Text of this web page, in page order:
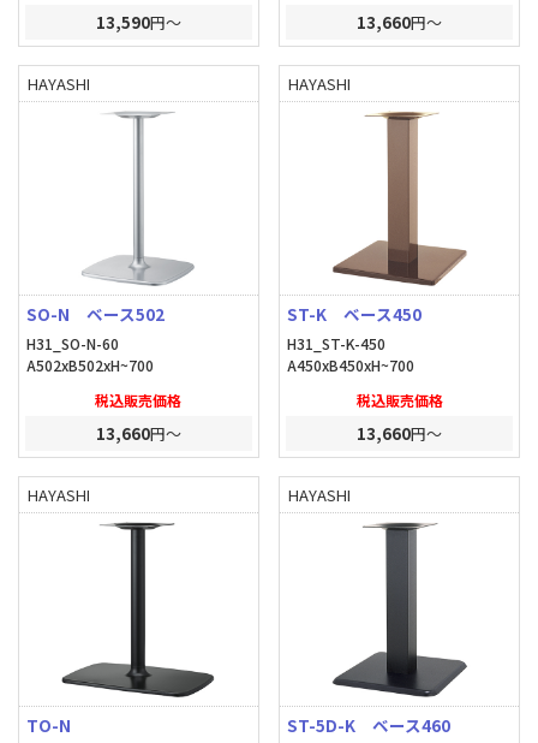
13,590円～ 13,660円～
HAYASHI
SO-N ベース502
H31_SO-N-60
A502xB502xH~700
税込販売価格
13,660円～
HAYASHI
ST-K ベース450
H31_ST-K-450
A450xB450xH~700
税込販売価格
13,660円～
HAYASHI
TO-N
HAYASHI
ST-5D-K ベース460